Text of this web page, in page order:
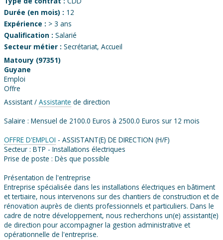
Durée (en mois) : 12
Expérience : > 3 ans
Qualification : Salarié
Secteur métier : Secrétariat, Accueil
Matoury (97351)
Guyane
Emploi
Offre
Assistant / Assistante de direction
Salaire : Mensuel de 2100.0 Euros à 2500.0 Euros sur 12 mois
OFFRE D'EMPLOI - ASSISTANT(E) DE DIRECTION (H/F)
Secteur : BTP - Installations électriques
Prise de poste : Dès que possible
Présentation de l'entreprise
Entreprise spécialisée dans les installations électriques en bâtiment
et tertiaire, nous intervenons sur des chantiers de construction et de
rénovation auprès de clients professionnels et particuliers. Dans le
cadre de notre développement, nous recherchons un(e) assistant(e)
de direction pour accompagner la gestion administrative et
opérationnelle de l'entreprise.